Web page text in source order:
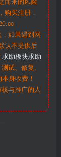
购买注册，
如果遇到网
认不提供后
求助板块求助
试、修复、
身收费！
与推广的人